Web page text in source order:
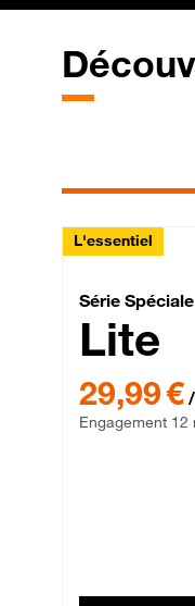
L'essentiel
Série
Série
Lite
29,99 € par
29,99 €
Engagement 12